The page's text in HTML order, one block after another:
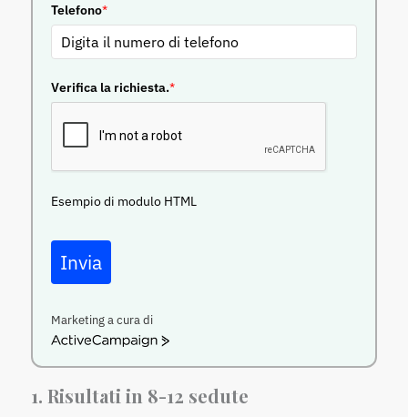
Telefono*
Verifica la richiesta.*
Esempio di modulo HTML
Invia
Marketing a cura di
ActiveCampaign
1. Risultati in 8-12 sedute